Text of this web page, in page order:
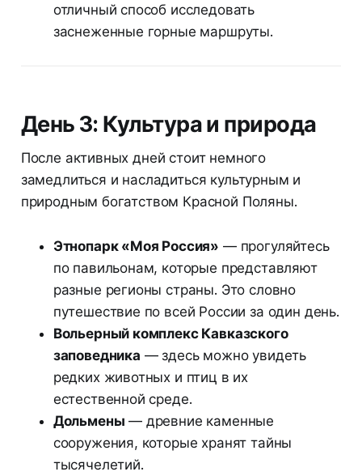
отличный способ исследовать
заснеженные горные маршруты.
День 3: Культура и природа
После активных дней стоит немного
замедлиться и насладиться культурным и
природным богатством Красной Поляны.
Этнопарк «Моя Россия» — прогуляйтесь
по павильонам, которые представляют
разные регионы страны. Это словно
путешествие по всей России за один день.
Вольерный комплекс Кавказского
заповедника — здесь можно увидеть
редких животных и птиц в их
естественной среде.
Дольмены — древние каменные
сооружения, которые хранят тайны
тысячелетий.